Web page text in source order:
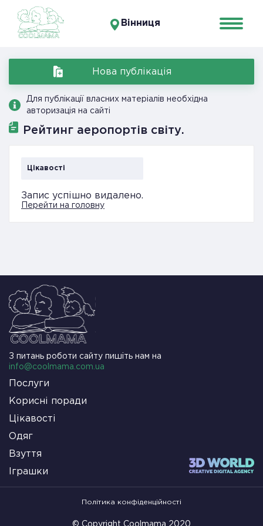
Вінниця
Нова публікація
Для публікації власних матеріалів необхідна
авторизація на сайті
Рейтинг аеропортів світу.
Цікавості
Запис успішно видалено.
Перейти на головну
З питань роботи сайту пишіть нам на
info@coolmama.com.ua
Послуги
Корисні поради
Цікавості
Одяг
Взуття
Іграшки
© Copyright Coolmama 2020
Політика конфіденційності